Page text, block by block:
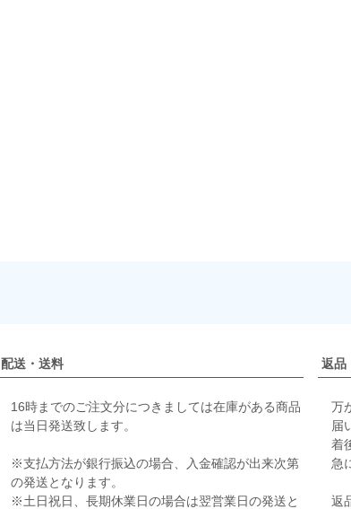
配送・送料
16時までのご注文分につきましては在庫がある商品
は当日発送致します。
※支払方法が銀行振込の場合、入金確認が出来次第
の発送となります。
※土日祝日、長期休業日の場合は翌営業日の発送と
返品
万
届
着
急
返